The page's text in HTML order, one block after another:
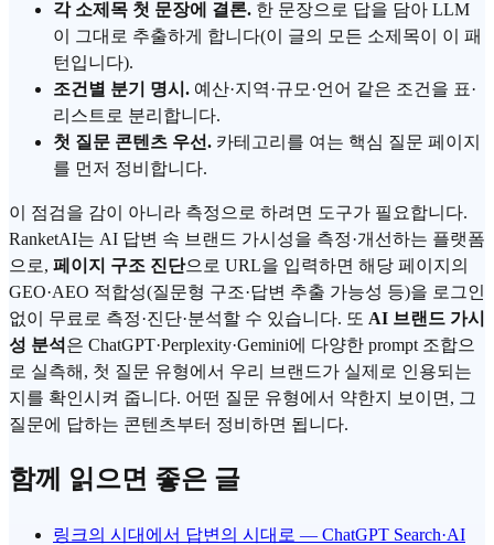
각 소제목 첫 문장에 결론. 한 문장으로 답을 담아 LLM
이 그대로 추출하게 합니다(이 글의 모든 소제목이 이 패
턴입니다).
조건별 분기 명시. 예산·지역·규모·언어 같은 조건을 표·
리스트로 분리합니다.
첫 질문 콘텐츠 우선. 카테고리를 여는 핵심 질문 페이지
를 먼저 정비합니다.
이 점검을 감이 아니라 측정으로 하려면 도구가 필요합니다.
RanketAI는 AI 답변 속 브랜드 가시성을 측정·개선하는 플랫폼
으로, 페이지 구조 진단으로 URL을 입력하면 해당 페이지의
GEO·AEO 적합성(질문형 구조·답변 추출 가능성 등)을 로그인
없이 무료로 측정·진단·분석할 수 있습니다. 또 AI 브랜드 가시
성 분석 은 ChatGPT·Perplexity·Gemini에 다양한 prompt 조합으
로 실측해, 첫 질문 유형에서 우리 브랜드가 실제로 인용되는
지를 확인시켜 줍니다. 어떤 질문 유형에서 약한지 보이면, 그
질문에 답하는 콘텐츠부터 정비하면 됩니다.
함께 읽으면 좋은 글
링크의 시대에서 답변의 시대로 — ChatGPT Search·AI